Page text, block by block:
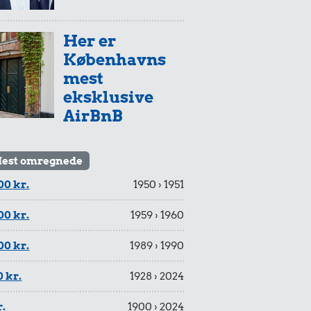
Her er
Københavns
mest
eksklusive
AirBnB
omregnede
kr.
1950 › 1951
kr. 1959 › 1960
kr. 1989 › 1990
kr. 1928 › 2024
1900 › 2024